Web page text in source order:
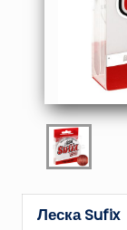
Леска Sufix